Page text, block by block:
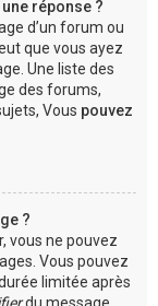
réponse ?
d’un forum ou
que vous ayez
Une liste des
des forums,
Vous pouvez
?
vous ne pouvez
Vous pouvez
limitée après
du message